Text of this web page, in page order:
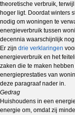
theoretische verbruik,
hoger ligt. Doordat winters
nodig om woningen te
energieverbruik tussen
decennia waarschijnlijk
Er zijn drie verklaringen
energieverbruik en het
zaken die te maken
energieprestaties van
deze paragraaf nader in.
Gedrag
Huishoudens in een
energie om, omdat zij